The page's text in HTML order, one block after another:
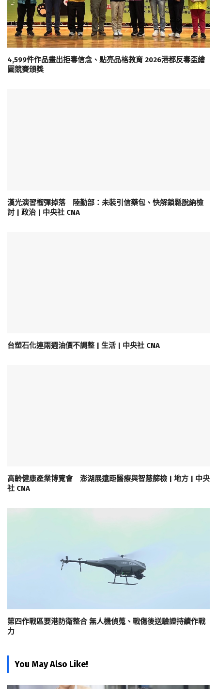
4,599件作品畫出拒毒信念、點亮品格教育 2026港都反毒盃繪
圖競賽頒獎
漢光演習榴彈掉落 陸勤部：未裝引信藥包、快解鎖鬆脫納檢
討 | 政治 | 中央社 CNA
台塑石化連兩週油價不調整 | 生活 | 中央社 CNA
高齡健康產業博覽會 澎湖展遠距醫療與智慧篩檢 | 地方 | 中央
社 CNA
第四作戰區要港防衛整合 無人機偵蒐、戰傷後送驗證持續作戰
力
You May Also Like!